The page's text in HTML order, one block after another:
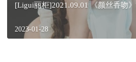
[Ligui丽柜]2021.09.01 《颜丝香吻
2023-01-28